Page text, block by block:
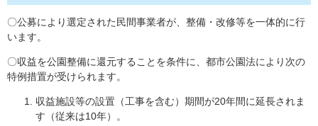
〇公募により選定された民間事業者が、整備・改修等を一体的に行
います。
〇収益を公園整備に還元することを条件に、都市公園法により次の
特例措置が受けられます。
収益施設等の設置（工事を含む）期間が20年間に延長されま
す（従来は10年）。